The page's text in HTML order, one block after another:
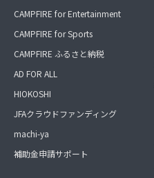
CAMPFIRE for Entertainment
CAMPFIRE for Sports
CAMPFIRE ふるさと納税
AD FOR ALL
HIOKOSHI
JFAクラウドファンディング
machi-ya
補助金申請サポート